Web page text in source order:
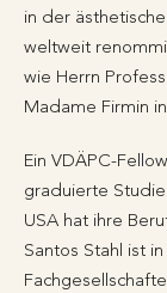
in der
weltweit
wie Herrn
Madame Firmin
Ein VDÄPC-
graduierte
USA hat ihre
Santos Stahl ist